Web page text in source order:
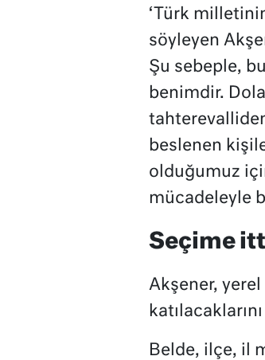
‘Türk
söyleyen
Şu sebeple,
benimdir.
beslenen
olduğumuz
mücadeleyle
Seçime
Akşener,
Belde, ilçe, il